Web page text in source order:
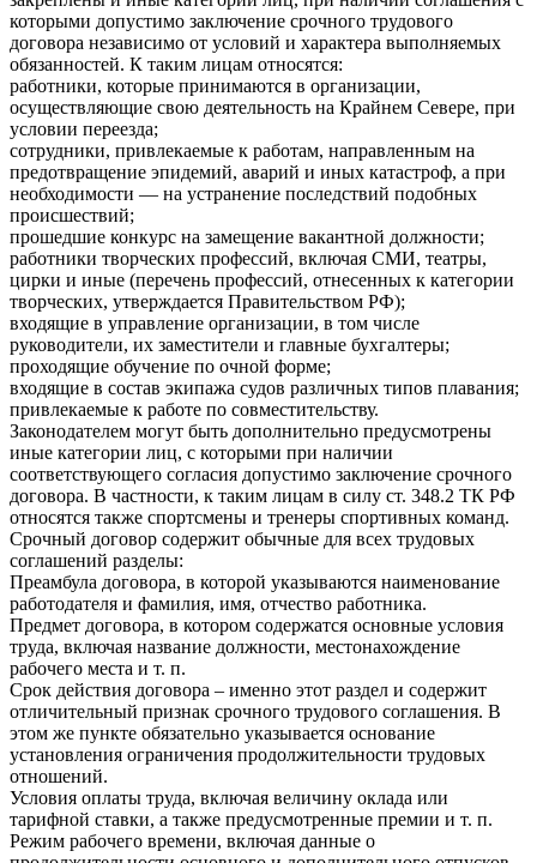
которыми допустимо заключение срочного трудового
договора независимо от условий и характера выполняемых
обязанностей. К таким лицам относятся:
работники, которые принимаются в организации,
осуществляющие свою деятельность на Крайнем Севере, при
условии переезда;
сотрудники, привлекаемые к работам, направленным на
предотвращение эпидемий, аварий и иных катастроф, а при
необходимости — на устранение последствий подобных
происшествий;
прошедшие конкурс на замещение вакантной должности;
работники творческих профессий, включая СМИ, театры,
цирки и иные (перечень профессий, отнесенных к категории
творческих, утверждается Правительством РФ);
входящие в управление организации, в том числе
руководители, их заместители и главные бухгалтеры;
проходящие обучение по очной форме;
входящие в состав экипажа судов различных типов плавания;
привлекаемые к работе по совместительству.
Законодателем могут быть дополнительно предусмотрены
иные категории лиц, с которыми при наличии
соответствующего согласия допустимо заключение срочного
договора. В частности, к таким лицам в силу ст. 348.2 ТК РФ
относятся также спортсмены и тренеры спортивных команд.
Срочный договор содержит обычные для всех трудовых
соглашений разделы:
Преамбула договора, в которой указываются наименование
работодателя и фамилия, имя, отчество работника.
Предмет договора, в котором содержатся основные условия
труда, включая название должности, местонахождение
рабочего места и т. п.
Срок действия договора – именно этот раздел и содержит
отличительный признак срочного трудового соглашения. В
этом же пункте обязательно указывается основание
установления ограничения продолжительности трудовых
отношений.
Условия оплаты труда, включая величину оклада или
тарифной ставки, а также предусмотренные премии и т. п.
Режим рабочего времени, включая данные о